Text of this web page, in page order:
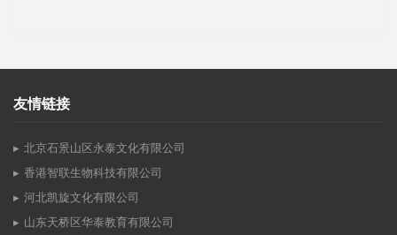
友情链接
北京石景山区永泰文化有限公司
香港智联生物科技有限公司
河北凯旋文化有限公司
山东天桥区华泰教育有限公司